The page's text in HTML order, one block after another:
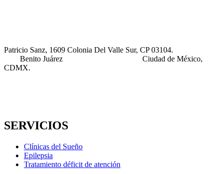
Patricio Sanz, 1609 Colonia Del Valle Sur, CP 03104.
Benito Juárez Ciudad de México,
CDMX.
SERVICIOS
Clínicas del Sueño
Epilepsia
Tratamiento déficit de atención